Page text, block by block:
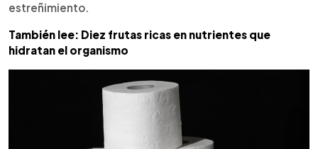
estreñimiento.
También lee: Diez frutas ricas en nutrientes que
hidratan el organismo